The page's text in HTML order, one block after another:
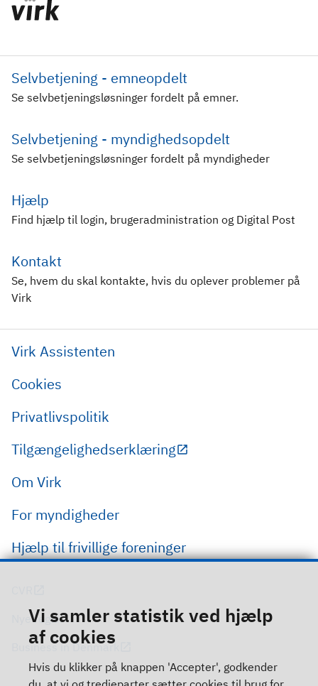
Vi samler statistik ved hjælp
af cookies
Hvis du klikker på knappen 'Accepter', godkender
Selvbetjening - emneopdelt
Se selvbetjeningsløsninger fordelt på emner.
Selvbetjening - myndighedsopdelt
Se selvbetjeningsløsninger fordelt på myndigheder
Hjælp
Find hjælp til login, brugeradministration og Digital Post
Kontakt
Se, hvem du skal kontakte, hvis du oplever problemer på
Virk
Virk Assistenten
Cookies
Privatlivspolitik
Tilgængelighedserklæring
Om Virk
For myndigheder
Hjælp til frivillige foreninger
Nye regler
Business in Denmark